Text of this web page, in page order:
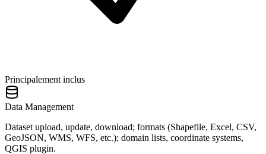
Principalement inclus
Data Management
Dataset upload, update, download; formats (Shapefile, Excel, CSV,
GeoJSON, WMS, WFS, etc.); domain lists, coordinate systems,
QGIS plugin.